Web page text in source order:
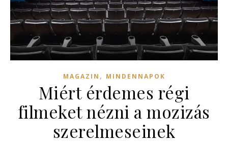
MAGAZIN , MINDENNAPOK
Miért érdemes régi
filmeket nézni a mozizás
szerelmeseinek